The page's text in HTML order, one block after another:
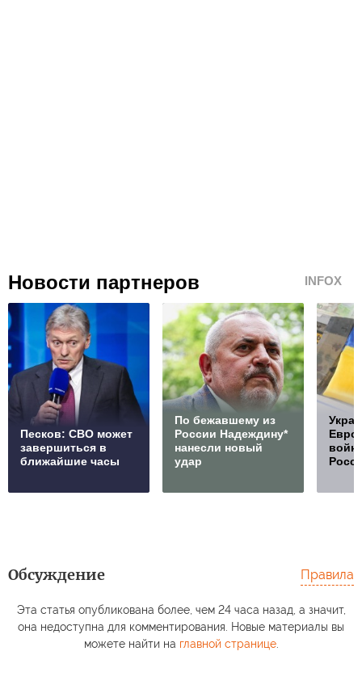
Новости партнеров INFOX
Песков: СВО может
завершиться в
ближайшие часы
По бежавшему из
России Надеждину*
нанесли новый
удар
Обсуждение Правила
Эта статья опубликована более, чем 24 часа назад, а значит,
она недоступна для комментирования. Новые материалы вы
можете найти на главной странице.